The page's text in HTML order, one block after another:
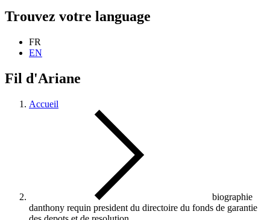
Trouvez votre language
FR
EN
Fil d'Ariane
Accueil
biographie
danthony requin president du directoire du fonds de garantie